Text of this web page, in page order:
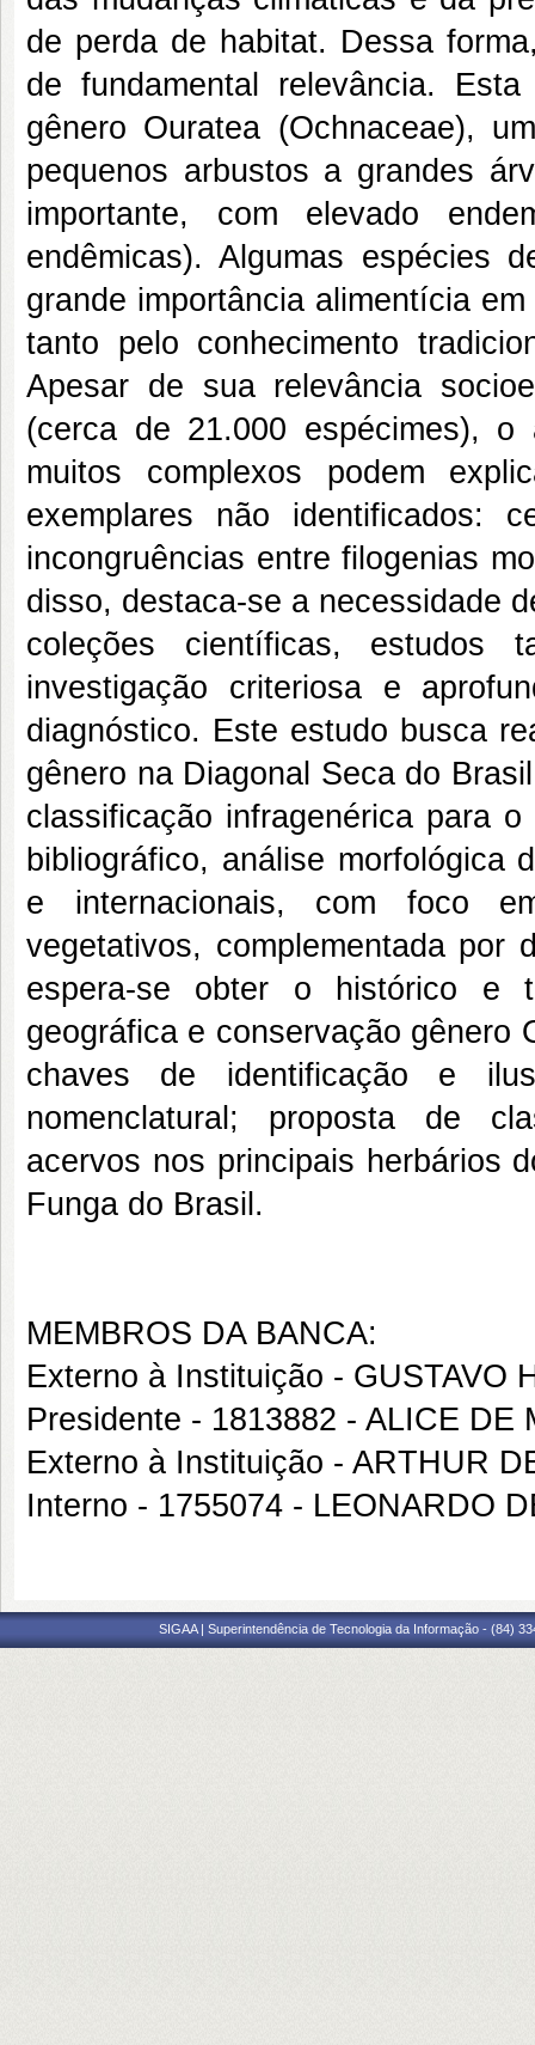
de perda de habitat. Dessa
de fundamental relevância.
gênero Ouratea (Ochnaceae),
pequenos arbustos a grandes
importante, com elevado
endêmicas). Algumas espécies
grande importância alimentícia
tanto pelo conhecimento
Apesar de sua relevância
(cerca de 21.000 espécimes),
muitos complexos podem
exemplares não identificados:
incongruências entre filogenias
disso, destaca-se a necessidade
coleções científicas, estudos
investigação criteriosa e
diagnóstico. Este estudo busca
gênero na Diagonal Seca do
classificação infragenérica para
bibliográfico, análise morfológica
e internacionais, com foco
vegetativos, complementada por
espera-se obter o histórico e
geográfica e conservação gênero
chaves de identificação e
nomenclatural; proposta de
acervos nos principais herbários
Funga do Brasil.
MEMBROS DA BANCA:
Externo à Instituição - GUSTAVO
Presidente - 1813882 - ALICE DE
Externo à Instituição - ARTHUR
Interno - 1755074 - LEONARDO
SIGAA | Superintendência de Tecnologia da Informação - (84)